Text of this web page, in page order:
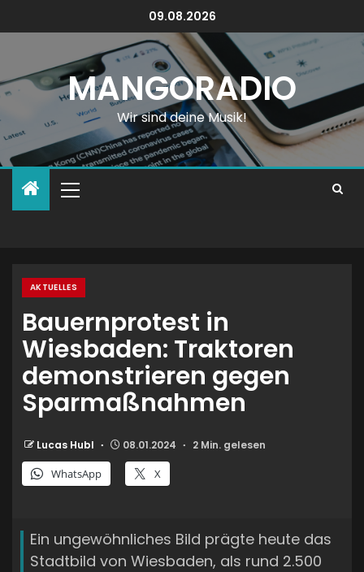
09.08.2026
MANGORADIO
Wir sind deine Musik!
AKTUELLES
Bauernprotest in
Wiesbaden: Traktoren
demonstrieren gegen
Sparmaßnahmen
Lucas Hubl 08.01.2024 2 Min. gelesen
WhatsApp X
Ein ungewöhnliches Bild prägte heute das
Stadtbild von Wiesbaden, als rund 2.500